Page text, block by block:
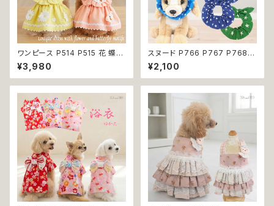
ワンピース P514 P515 花 蝶
ハンドメイド ピンク イエローグ
リーン レース ドッグウェア 春夏
ドッグウエア ドッグ ウェア 犬 猫
の洋服 猫の洋服 春 夏 洋服 女
の子 小型 おしゃれ かわいい 送
料無料 返品交換不可
¥3,980
スヌード P766 P767 P768
カチューシャ うさ耳 たれ耳 うさ
みみ ドッグウェア ドッグ ウェア
ドッグウエア 犬 猫 ペット 服 犬
犬 濡れ防止 汚れ防止 返品交換
不可
¥2,100